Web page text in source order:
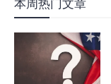
本周热门文章